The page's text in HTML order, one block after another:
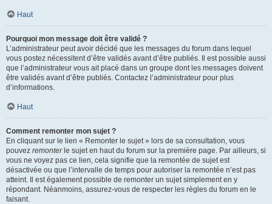
Haut
Pourquoi mon message doit être validé ?
L’administrateur peut avoir décidé que les messages du forum dans lequel
vous postez nécessitent d’être validés avant d’être publiés. Il est possible aussi
que l’administrateur vous ait placé dans un groupe dont les messages doivent
être validés avant d’être publiés. Contactez l’administrateur pour plus
d’informations.
Haut
Comment remonter mon sujet ?
En cliquant sur le lien « Remonter le sujet » lors de sa consultation, vous
pouvez remonterle sujet en haut du forum sur la première page. Par ailleurs, si
vous ne voyez pas ce lien, cela signifie que la remontée de sujet est
désactivée ou que l’intervalle de temps pour autoriser la remontée n’est pas
atteint. Il est également possible de remonter un sujet simplement en y
répondant. Néanmoins, assurez-vous de respecter les règles du forum en le
faisant.